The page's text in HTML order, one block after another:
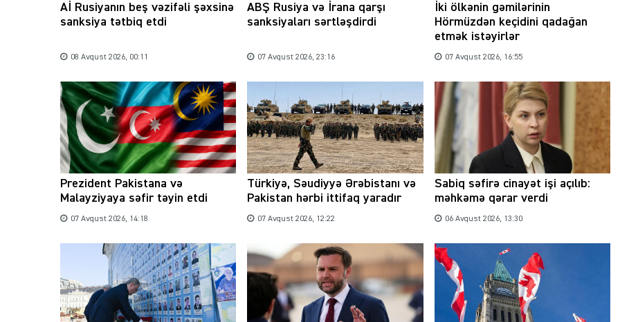
Aİ Rusiyanın beş vəzifəli şəxsinə
sanksiya tətbiq etdi
08 Avqust 2026, 00:11
ABŞ Rusiya və İrana qarşı
sanksiyaları sərtləşdirdi
07 Avqust 2026, 23:16
İki ölkənin gəmilərinin
Hörmüzdən keçidini qadağan
etmək istəyirlər
07 Avqust 2026, 16:55
Prezident Pakistana və
Malayziyaya səfir təyin etdi
07 Avqust 2026, 14:18
Türkiyə, Səudiyyə Ərəbistanı və
Pakistan hərbi ittifaq yaradır
07 Avqust 2026, 12:22
Sabiq səfirə cinayət işi açılıb:
məhkəmə qərar verdi
06 Avqust 2026, 13:30